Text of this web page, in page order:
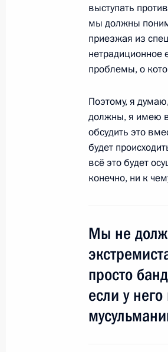
28 августа
Рабочая
28 августа 2009
Рабочая
Евкуровым
регионов
28 августа 2009
выступать
мы должны
приезжая из
нетрадиционное
проблемы, о
Поэтому, я
должны, я имею
обсудить это
будет
всё это будет
конечно, ни к
Мы не
просто
если у